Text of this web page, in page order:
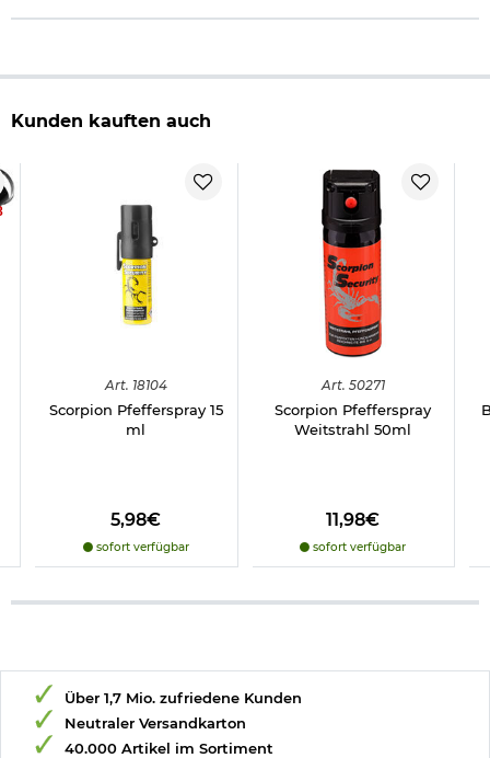
Kunden kauften auch
Art. 18104
Scorpion Pfefferspray 15
ml
5,98€
sofort verfügbar
Art. 50271
Scorpion Pfefferspray
Weitstrahl 50ml
11,98€
sofort verfügbar
Über 1,7 Mio. zufriedene Kunden
Neutraler Versandkarton
40.000 Artikel im Sortiment